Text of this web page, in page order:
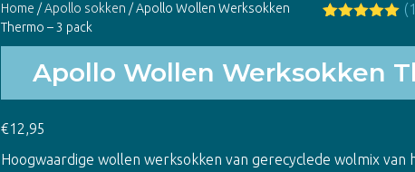
Home /Apollo sokken / Apollo Wollen Werksokken
Thermo – 3 pack
5.00op 5
gebaseerd
opklant
(1
Apollo Wollen Werksokken
€12,95
Hoogwaardige wollen werksokken van gerecyclede wolmix